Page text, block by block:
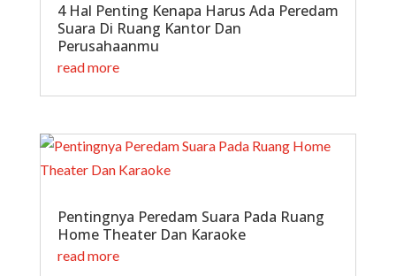
4 Hal Penting Kenapa Harus Ada Peredam
Suara Di Ruang Kantor Dan
Perusahaanmu
read more
Pentingnya Peredam Suara Pada Ruang
Home Theater Dan Karaoke
read more